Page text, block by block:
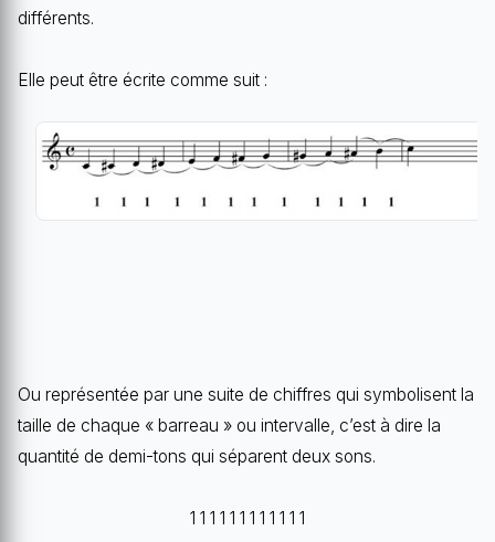
différents.
Elle peut être écrite comme suit :
Ou représentée par une suite de chiffres qui symbolisent la
taille de chaque « barreau » ou intervalle, c’est à dire la
quantité de demi-tons qui séparent deux sons.
1 1 1 1 1 1 1 1 1 1 1 1